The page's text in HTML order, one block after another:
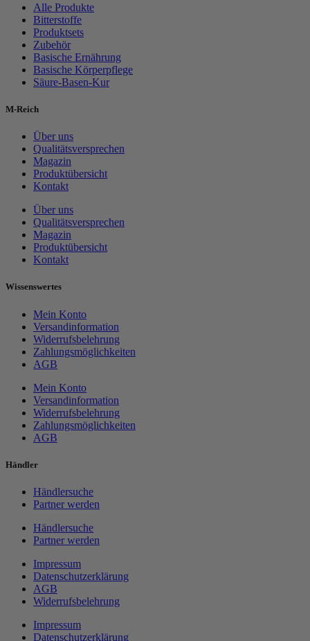
Alle Produkte
Bitterstoffe
Produktsets
Zubehör
Basische Ernährung
Basische Körperpflege
Säure-Basen-Kur
M-Reich
Über uns
Qualitätsversprechen
Magazin
Produktübersicht
Kontakt
Über uns
Qualitätsversprechen
Magazin
Produktübersicht
Kontakt
Wissenswertes
Mein Konto
Versandinformation
Widerrufsbelehrung
Zahlungsmöglichkeiten
AGB
Mein Konto
Versandinformation
Widerrufsbelehrung
Zahlungsmöglichkeiten
AGB
Händler
Händlersuche
Partner werden
Händlersuche
Partner werden
Impressum
Datenschutzerklärung
AGB
Widerrufsbelehrung
Impressum
Datenschutzerklärung